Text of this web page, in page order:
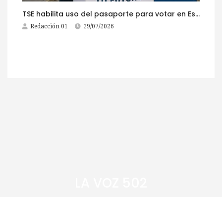
TSE habilita uso del pasaporte para votar en Estados Unidos
Redacción 01 29/07/2026